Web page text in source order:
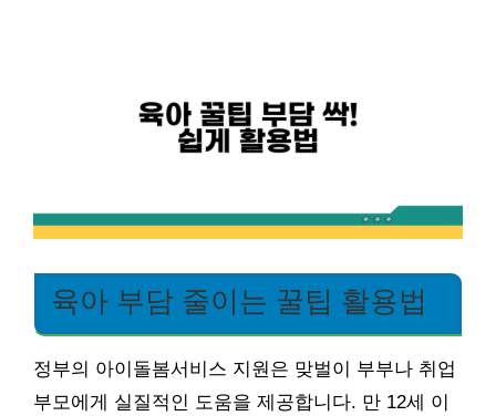
육아 부담 줄이는 꿀팁 활용법
정부의 아이돌봄서비스 지원은 맞벌이 부부나 취업
부모에게 실질적인 도움을 제공합니다. 만 12세 이